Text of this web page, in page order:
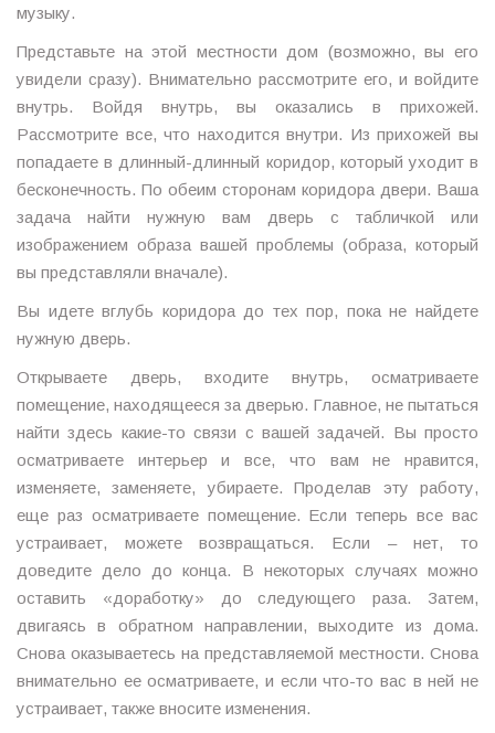
музыку.
Представьте на этой местности дом (возможно, вы его
увидели сразу). Внимательно рассмотрите его, и войдите
внутрь. Войдя внутрь, вы оказались в прихожей.
Рассмотрите все, что находится внутри. Из прихожей вы
попадаете в длинный-длинный коридор, который уходит в
бесконечность. По обеим сторонам коридора двери. Ваша
задача найти нужную вам дверь с табличкой или
изображением образа вашей проблемы (образа, который
вы представляли вначале).
Вы идете вглубь коридора до тех пор, пока не найдете
нужную дверь.
Открываете дверь, входите внутрь, осматриваете
помещение, находящееся за дверью. Главное, не пытаться
найти здесь какие-то связи с вашей задачей. Вы просто
осматриваете интерьер и все, что вам не нравится,
изменяете, заменяете, убираете. Проделав эту работу,
еще раз осматриваете помещение. Если теперь все вас
устраивает, можете возвращаться. Если – нет, то
доведите дело до конца. В некоторых случаях можно
оставить «доработку» до следующего раза. Затем,
двигаясь в обратном направлении, выходите из дома.
Снова оказываетесь на представляемой местности. Снова
внимательно ее осматриваете, и если что-то вас в ней не
устраивает, также вносите изменения.